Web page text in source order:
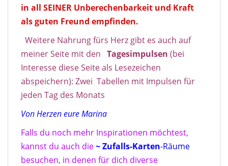
in all SEINER Unberechenbarkeit und Kraft
als guten Freund empfinden.
Weitere Nahrung fürs Herz gibt es auch auf
meiner Seite mit den Tagesimpulsen (bei
Interesse diese Seite als Lesezeichen
abspeichern): Zwei Tabellen mit Impulsen für
jeden Tag des Monats
Von Herzen eure Marina
Falls du noch mehr Inspirationen möchtest,
kannst du auch die~ Zufalls-Karten-Räume
besuchen, in denen für dich diverse